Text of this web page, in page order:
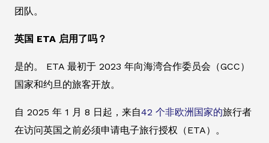
团队。
英国 ETA 启用了吗？
是的。 ETA 最初于 2023 年向海湾合作委员会（GCC）
国家和约旦的旅客开放。
自 2025 年 1 月 8 日起，来自42 个非欧洲国家的旅行者
在访问英国之前必须申请电子旅行授权（ETA）。